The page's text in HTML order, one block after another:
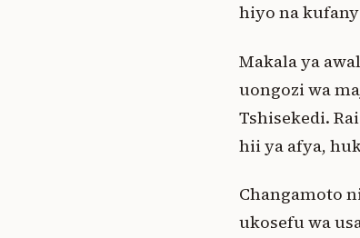
hiyo na
Makala ya
uongozi wa
Tshisekedi.
hii ya afya,
Changamoto
ukosefu wa